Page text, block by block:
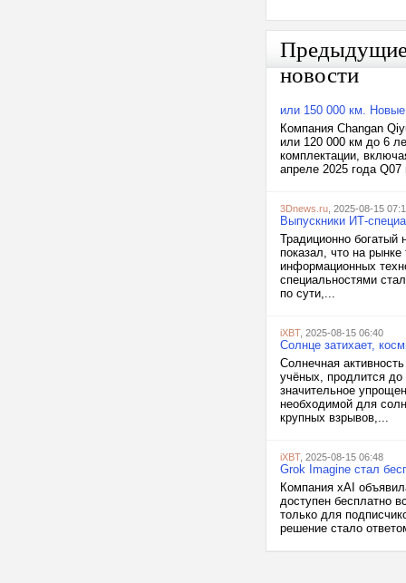
новости
или 150 000 км.
Компания Changan
или 120 000 км до 6
комплектации,
апреле 2025 года
3Dnews.ru , 2025-08-15
Выпускники ИТ-
Традиционно богатый
показал, что на
информационных
специальностями
по сути,...
iXBT, 2025-08-15 06:40
Солнце затихает,
Солнечная
учёных, продлится до
значительное
необходимой для
крупных взрывов,...
iXBT, 2025-08-15 06:48
Grok Imagine стал
Компания xAI
доступен бесплатно
только для
решение стало